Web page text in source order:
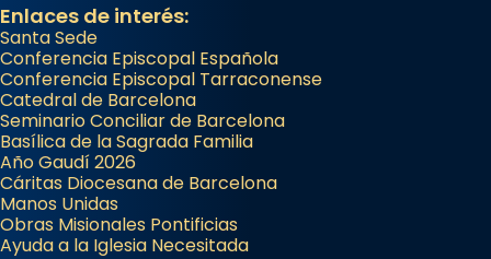
Enlaces de interés:
Santa Sede
Conferencia Episcopal Española
Conferencia Episcopal Tarraconense
Catedral de Barcelona
Seminario Conciliar de Barcelona
Basílica de la Sagrada Familia
Año Gaudí 2026
Cáritas Diocesana de Barcelona
Manos Unidas
Obras Misionales Pontificias
Ayuda a la Iglesia Necesitada